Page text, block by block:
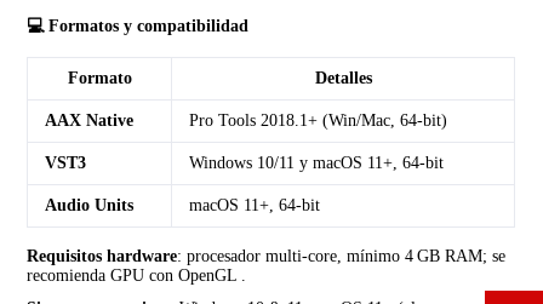
💻 Formatos y compatibilidad
Formato Detalles
AAX Native Pro Tools 2018.1+ (Win/Mac, 64‑bit)
VST3 Windows 10/11 y macOS 11+, 64‑bit
Audio Units macOS 11+, 64‑bit
Requisitos hardware: procesador multi‑core, mínimo 4 GB RAM; se
recomienda GPU con OpenGL .